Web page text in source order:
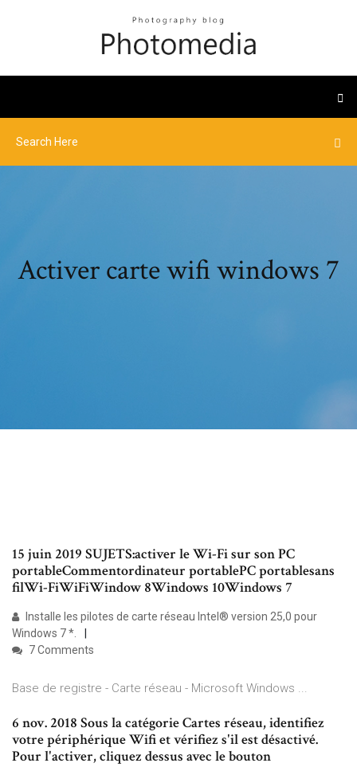
Activer carte wifi windows 7
15 juin 2019 SUJETS:activer le Wi-Fi sur son PC
portableCommentordinateur portablePC portablesans
filWi-FiWiFiWindow 8Windows 10Windows 7
Installe les pilotes de carte réseau Intel® version 25,0 pour
Windows 7 *.
7 Comments
Base de registre - Carte réseau - Microsoft Windows ...
6 nov. 2018 Sous la catégorie Cartes réseau, identifiez
votre périphérique Wifi et vérifiez s'il est désactivé.
Pour l'activer, cliquez dessus avec le bouton